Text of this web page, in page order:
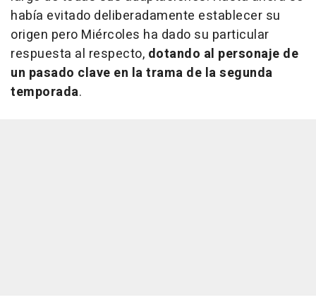
había evitado deliberadamente establecer su
origen pero Miércoles ha dado su particular
respuesta al respecto, dotando al personaje de
un pasado clave en la trama de la segunda
temporada.